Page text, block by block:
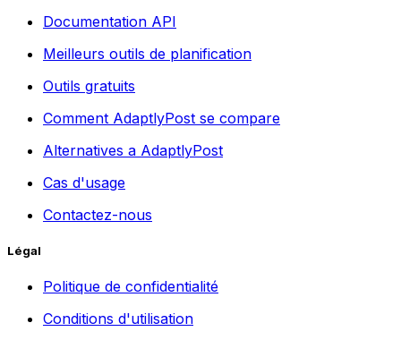
Documentation API
Meilleurs outils de planification
Outils gratuits
Comment AdaptlyPost se compare
Alternatives a AdaptlyPost
Cas d'usage
Contactez-nous
Légal
Politique de confidentialité
Conditions d'utilisation